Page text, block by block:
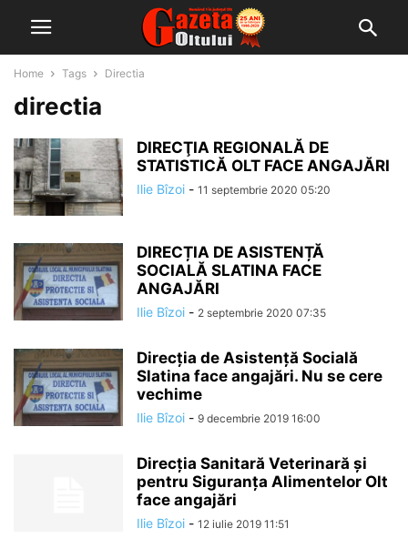
Home Tags Directia
directia
DIRECŢIA REGIONALĂ DE
STATISTICĂ OLT FACE ANGAJĂRI
Ilie Bîzoi - 11 septembrie 2020 05:20
DIRECȚIA DE ASISTENȚĂ
SOCIALĂ SLATINA FACE
ANGAJĂRI
Ilie Bîzoi - 2 septembrie 2020 07:35
Direcția de Asistență Socială
Slatina face angajări. Nu se cere
vechime
Ilie Bîzoi - 9 decembrie 2019 16:00
Direcţia Sanitară Veterinară şi
pentru Siguranţa Alimentelor Olt
face angajări
Ilie Bîzoi - 12 iulie 2019 11:51